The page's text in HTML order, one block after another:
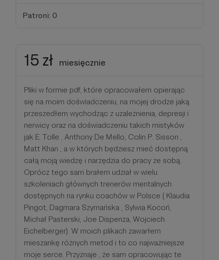
Patroni: 0
15 zł miesięcznie
Pliki w formie pdf, które opracowałem opierając
się na moim doświadczeniu, na mojej drodze jaką
przeszedłem wychodząc z uzależnienia, depresji i
nerwicy oraz na doświadczeniu takich mistyków
jak E. Tolle , Anthony De Mello, Colin P. Sisson ,
Matt Khan , a w których będziesz mieć dostępną
całą moją wiedzę i narzędzia do pracy ze sobą.
Oprócz tego sam brałem udział w wielu
szkoleniach głównych trenerów mentalnych
dostępnych na rynku coachów w Polsce ( Klaudia
Pingot, Dagmara Szymańska , Sylwia Kocoń,
Michał Pasterski, Joe Dispenza, Wojciech
Eichelberger). W moich plikach zawarłem
mieszankę różnych metod i to co najważniejsze
moje serce. Przyznaje , że sam opracowując te